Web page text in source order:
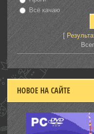
Всё качаю
[
НОВОЕ НА САЙТЕ